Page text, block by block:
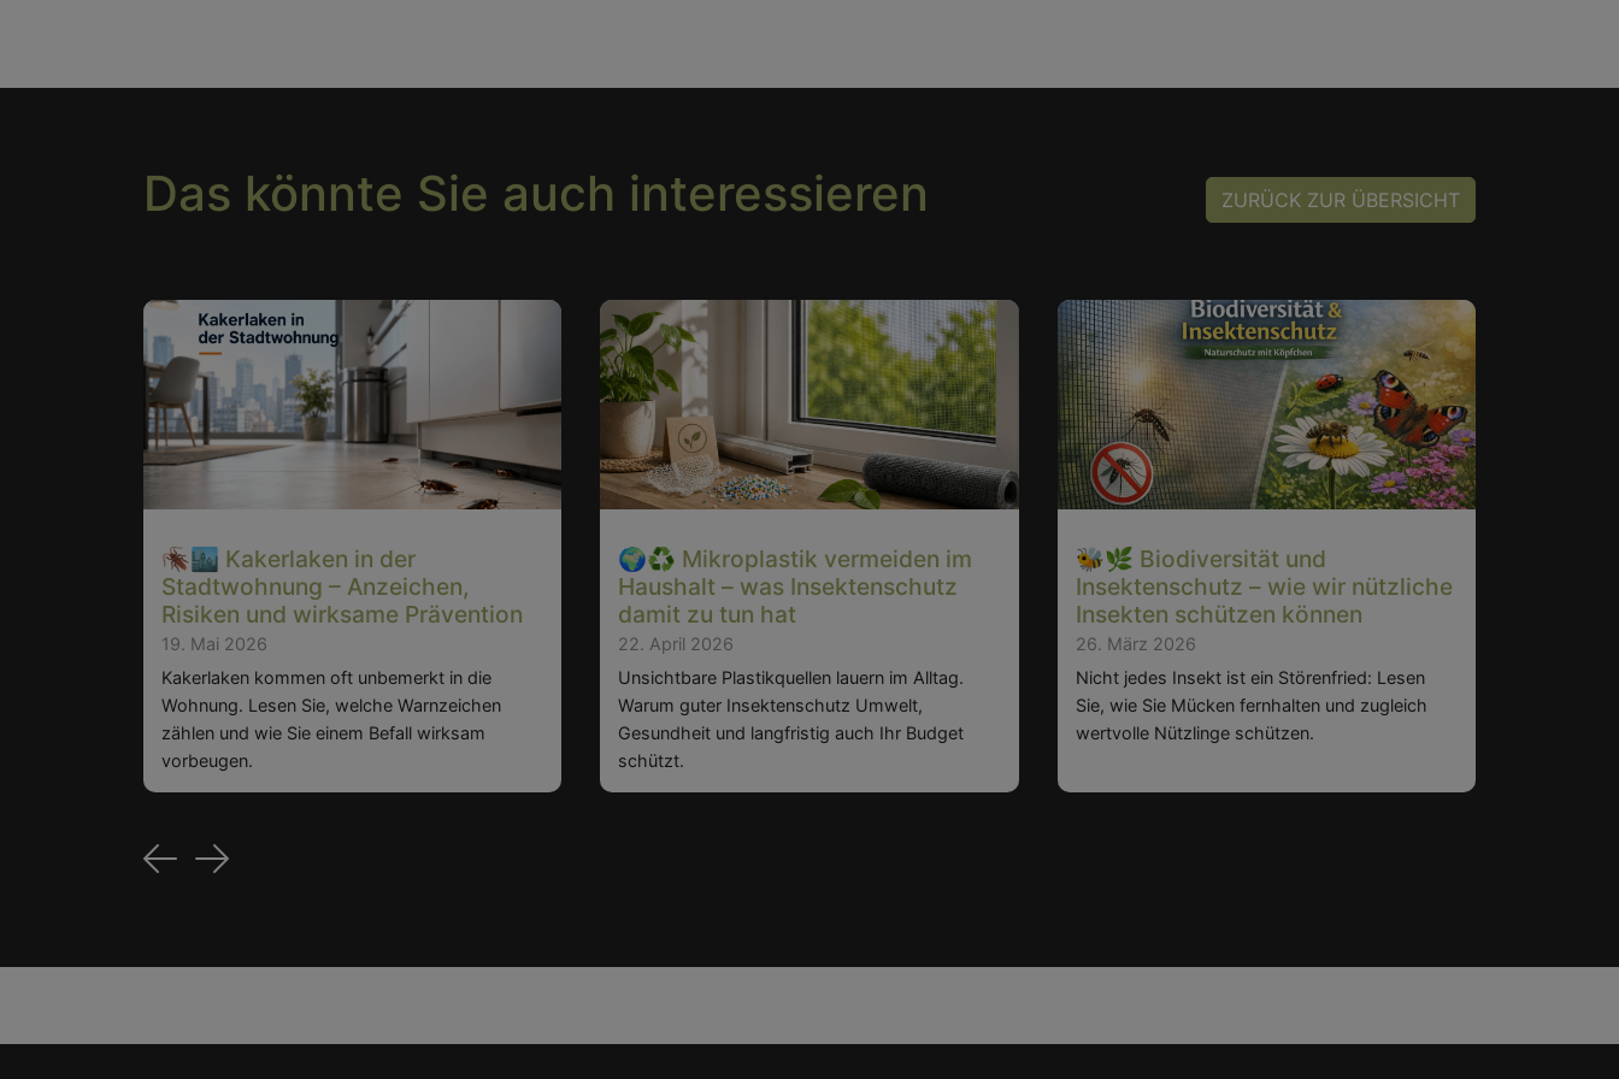
Das könnte Sie auch interessieren ZURÜCK ZUR ÜBERSICHT
🪳🏙️ Kakerlaken in der
Stadtwohnung – Anzeichen,
Risiken und wirksame Prävention
19. Mai 2026
Kakerlaken kommen oft unbemerkt in die
Wohnung. Lesen Sie, welche Warnzeichen
zählen und wie Sie einem Befall wirksam
vorbeugen.
🌍♻️ Mikroplastik vermeiden im
Haushalt – was Insektenschutz
damit zu tun hat
22. April 2026
Unsichtbare Plastikquellen lauern im Alltag.
Warum guter Insektenschutz Umwelt,
Gesundheit und langfristig auch Ihr Budget
schützt.
🐝🌿 Biodiversität und
Insektenschutz – wie wir nützliche
Insekten schützen können
26. März 2026
Nicht jedes Insekt ist ein Störenfried: Lesen
Sie, wie Sie Mücken fernhalten und zugleich
wertvolle Nützlinge schützen.
Previous
Next